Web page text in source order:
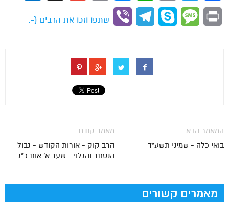
Print
Message
Skype
Telegram
Viber
שתפו וזכו את הרבים (-:
מאמר קודם
הרב קוק - אורות הקודש - גבול
הנסתר והגלוי - שער א' אות כ"ג
המאמר הבא
בואי כלה - שמיני תשע"ד
מאמרים קשורים